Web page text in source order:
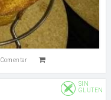
Comentar
SIN
GLUTEN